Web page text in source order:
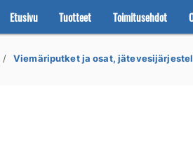
Etusivu Tuotteet Toimitusehdot
Viemäriputket ja osat,